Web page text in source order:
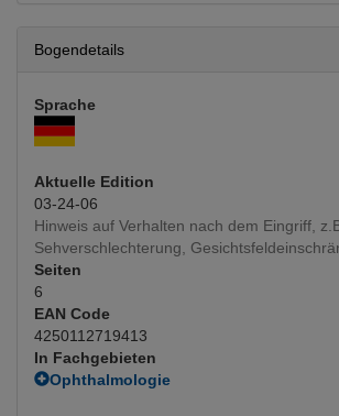
Bogendetails
Sprache
Aktuelle Edition
03-24-06
Hinweis auf Verhalten nach dem Eingriff,
Sehverschlechterung,
Seiten
6
EAN Code
4250112719413
In Fachgebieten
Ophthalmologie